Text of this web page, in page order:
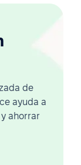
de
ayuda a
ahorrar